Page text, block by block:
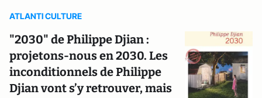
ATLANTI CULTURE
"2030" de Philippe Djian :
projetons-nous en 2030. Les
inconditionnels de Philippe
Djian vont s’y retrouver, mais